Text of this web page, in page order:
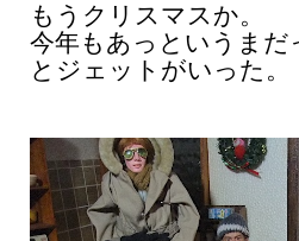
もうクリスマスか。
今年もあっというまだ
とジェットがいった。